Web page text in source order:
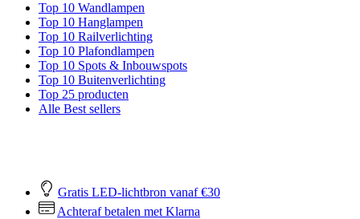
Top 10 Wandlampen
Top 10 Hanglampen
Top 10 Railverlichting
Top 10 Plafondlampen
Top 10 Spots & Inbouwspots
Top 10 Buitenverlichting
Top 25 producten
Alle Best sellers
Gratis LED-lichtbron vanaf €30
Achteraf betalen met Klarna